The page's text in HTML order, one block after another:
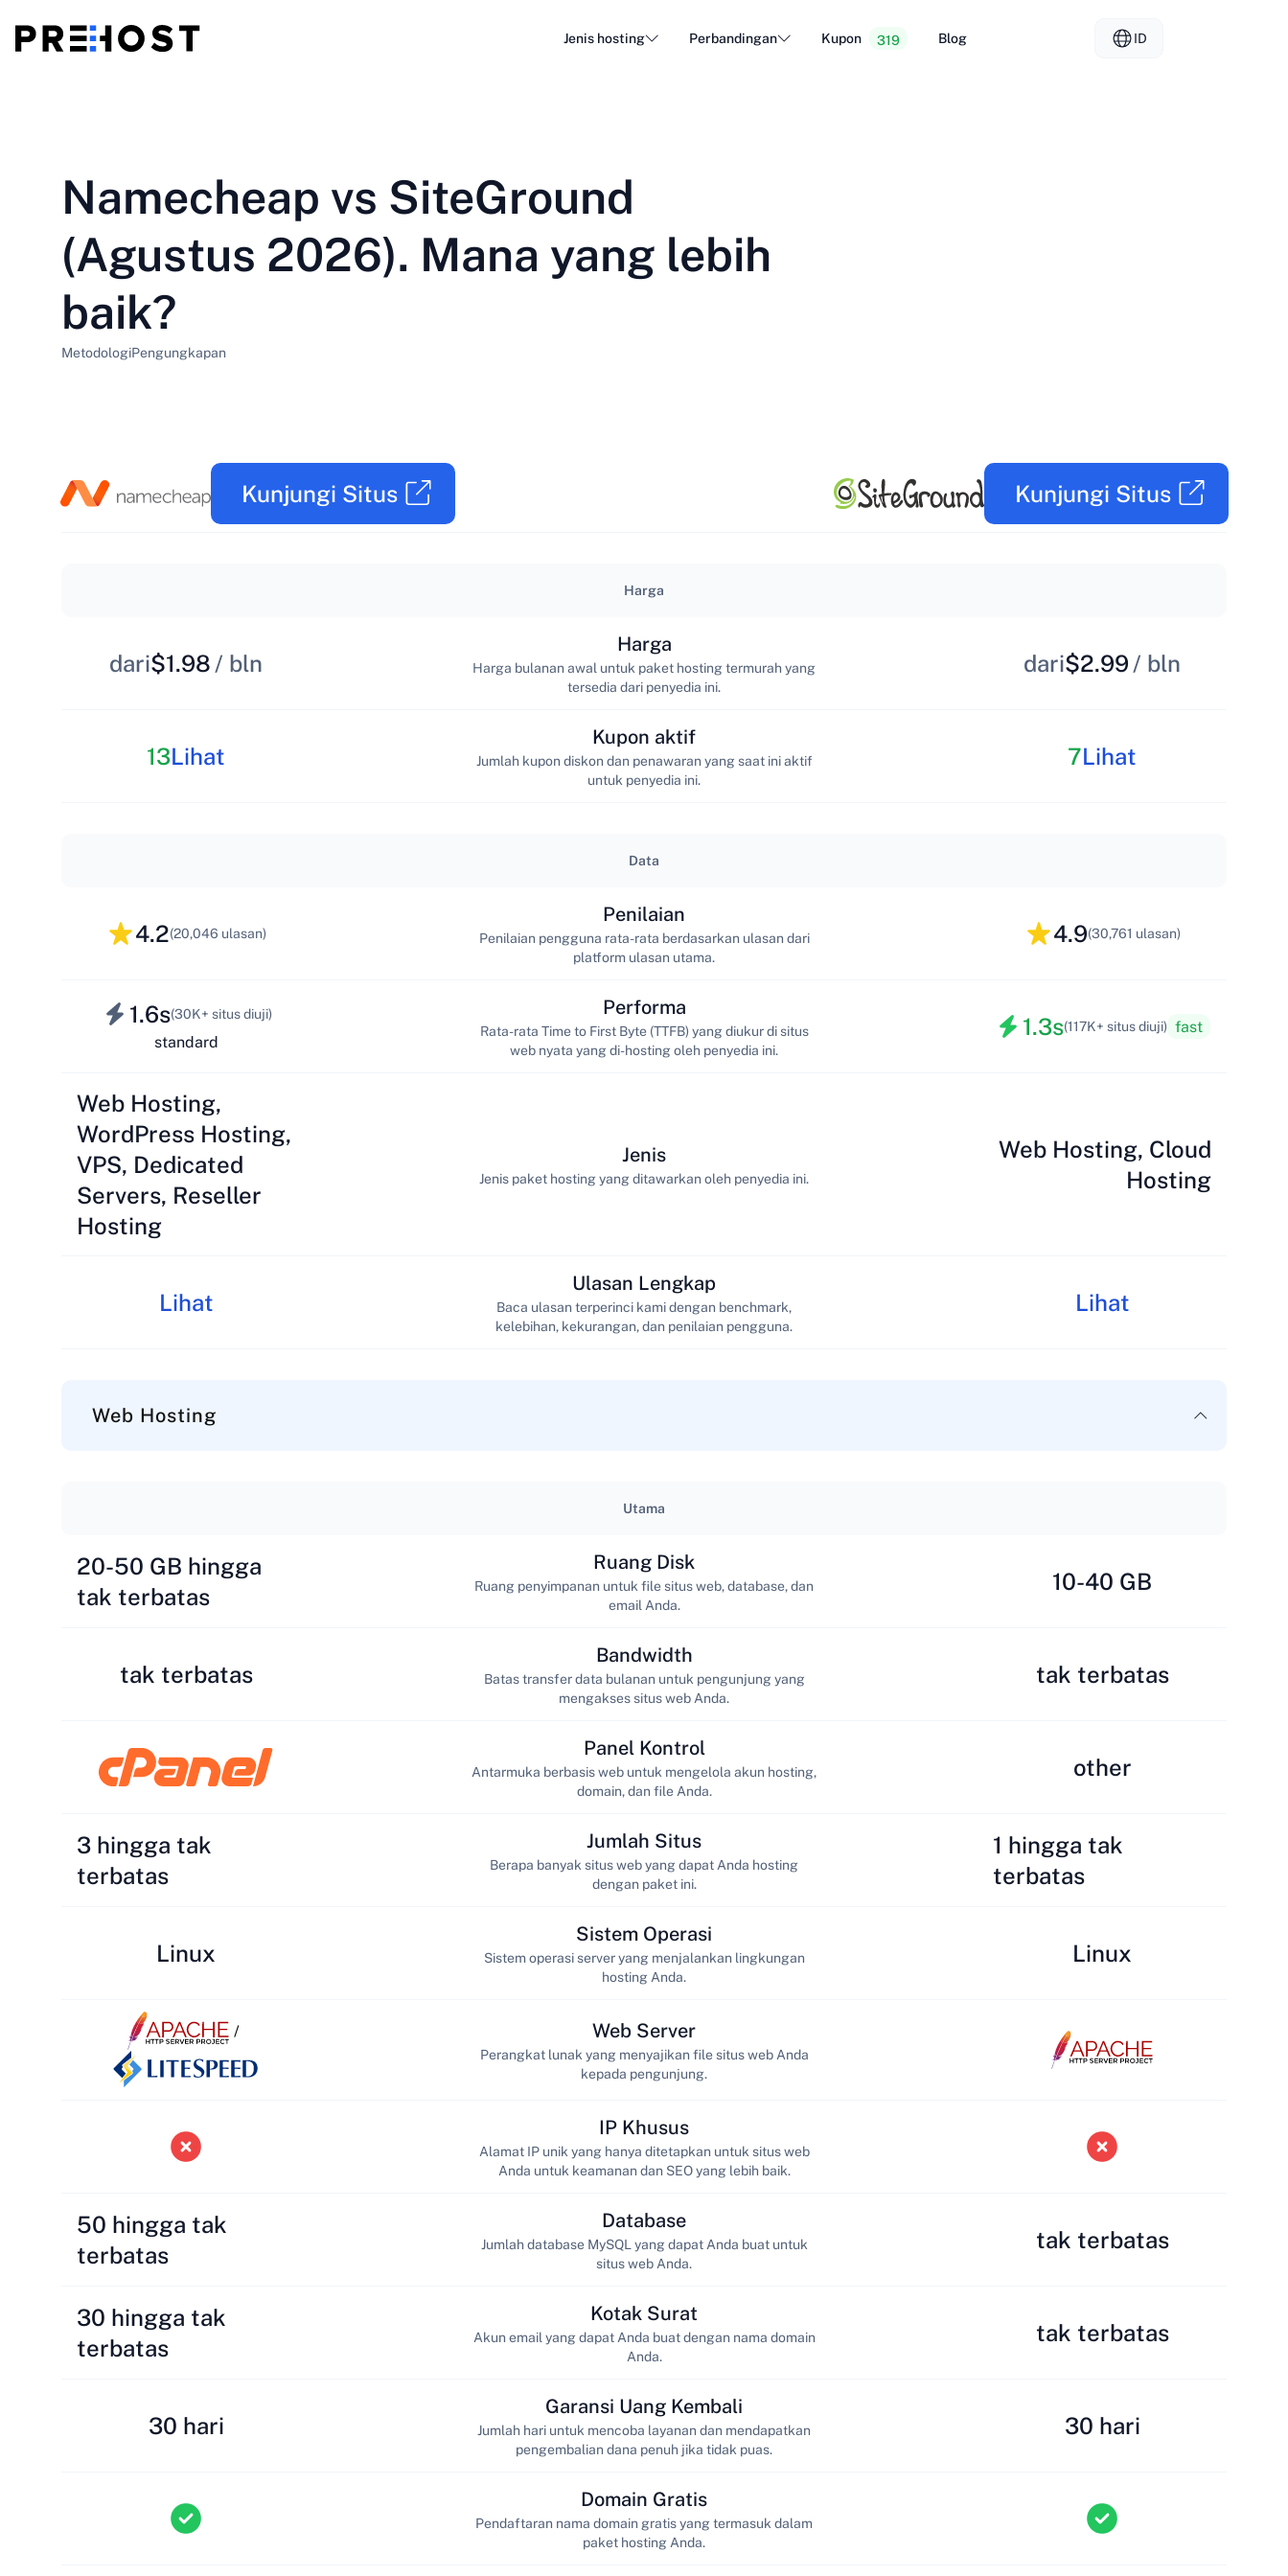
Jenis hosting Perbandingan Kupon 319 Blog ID
LT - Lietuvių LV - Latviešu NL - Nederlands
PT-BR - Português
Namecheap vs SiteGround
(Agustus 2026). Mana yang lebih
baik?
MetodologiPengungkapan
Kunjungi Situs Kunjungi Situs
Harga
dari$1.98 / bln
Harga
Harga bulanan awal untuk paket hosting termurah yang
tersedia dari penyedia ini.
dari$2.99 / bln
13Lihat
Kupon aktif
Jumlah kupon diskon dan penawaran yang saat ini aktif
untuk penyedia ini.
7Lihat
Data
4.2(20,046 ulasan)
Penilaian
Penilaian pengguna rata-rata berdasarkan ulasan dari
platform ulasan utama.
4.9(30,761 ulasan)
1.6s(30K+ situs diuji)
standard
Performa
Rata-rata Time to First Byte (TTFB) yang diukur di situs
web nyata yang di-hosting oleh penyedia ini.
1.3s(117K+ situs diuji) fast
Web Hosting,
WordPress Hosting,
VPS, Dedicated
Servers, Reseller
Hosting
Jenis
Jenis paket hosting yang ditawarkan oleh penyedia ini.
Web Hosting, Cloud
Hosting
Lihat
Ulasan Lengkap
Baca ulasan terperinci kami dengan benchmark,
kelebihan, kekurangan, dan penilaian pengguna.
Lihat
Web Hosting
Utama
20-50 GB hingga
tak terbatas
Ruang Disk
Ruang penyimpanan untuk file situs web, database, dan
email Anda.
10-40 GB
tak terbatas
Bandwidth
Batas transfer data bulanan untuk pengunjung yang
mengakses situs web Anda.
tak terbatas
Panel Kontrol
Antarmuka berbasis web untuk mengelola akun hosting,
domain, dan file Anda.
other
3 hingga tak
terbatas
Jumlah Situs
Berapa banyak situs web yang dapat Anda hosting
dengan paket ini.
1 hingga tak
terbatas
Linux
Sistem Operasi
Sistem operasi server yang menjalankan lingkungan
hosting Anda.
Linux
/ Web Server
Perangkat lunak yang menyajikan file situs web Anda
kepada pengunjung.
IP Khusus
Alamat IP unik yang hanya ditetapkan untuk situs web
Anda untuk keamanan dan SEO yang lebih baik.
50 hingga tak
terbatas
Database
Jumlah database MySQL yang dapat Anda buat untuk
situs web Anda.
tak terbatas
30 hingga tak
terbatas
Kotak Surat
Akun email yang dapat Anda buat dengan nama domain
Anda.
tak terbatas
30 hari
Garansi Uang Kembali
Jumlah hari untuk mencoba layanan dan mendapatkan
pengembalian dana penuh jika tidak puas.
30 hari
Domain Gratis
Pendaftaran nama domain gratis yang termasuk dalam
paket hosting Anda.